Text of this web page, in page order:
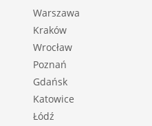
Warszawa
Kraków
Wrocław
Poznań
Gdańsk
Katowice
Łódź